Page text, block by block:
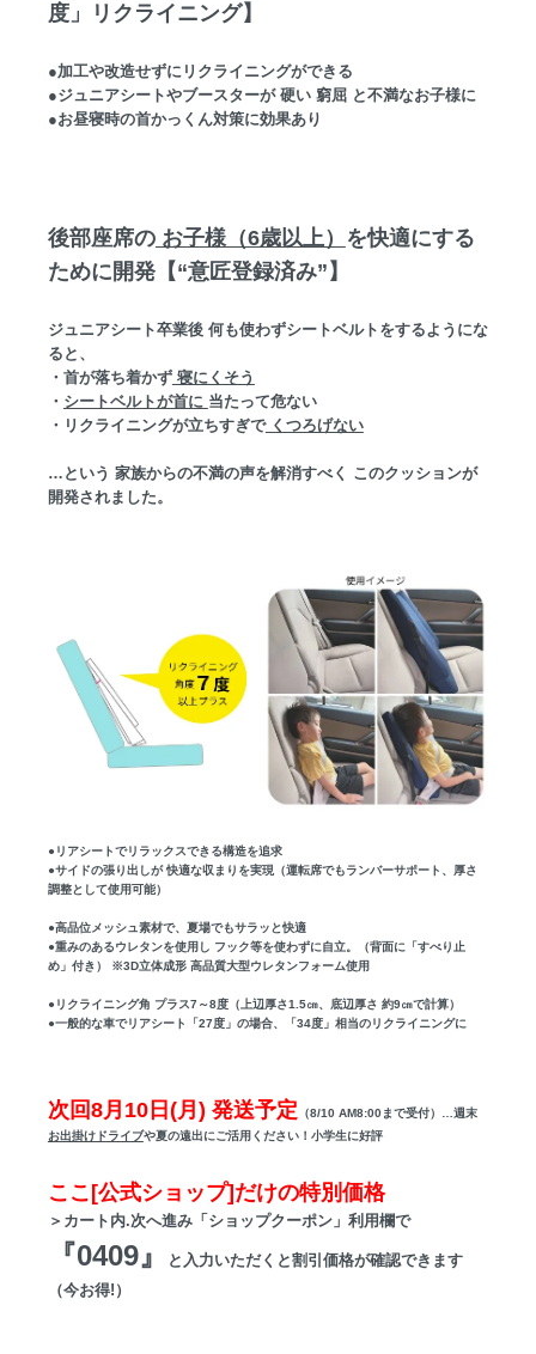
度」リクライニング】
●加工や改造せずにリクライニングができる
●ジュニアシートやブースターが 硬い 窮屈 と不満なお子様に
●お昼寝時の首かっくん対策に効果あり
後部座席のお子様（6歳以上）
を快適にする
ために開発【“意匠登録済み”】
ジュニアシート卒業後 何も使わずシートベルトをするようにな
ると、
・首が落ち着かず寝にくそう
・ シートベルトが首に 当たって危ない
・リクライニングが立ちすぎでくつろげない
…という 家族からの不満の声を解消すべく このクッションが
開発されました。
●リアシートでリラックスできる構造を追求
●サイドの張り出しが 快適な収まりを実現（運転席でもランバーサポート、厚さ
調整として使用可能）
●高品位メッシュ素材で、夏場でもサラッと快適
●重みのあるウレタンを使用し フック等を使わずに自立。（背面に「すべり止
め」付き） ※3D立体成形 高品質大型ウレタンフォーム使用
●リクライニング角 プラス7～8度（上辺厚さ1.5㎝、底辺厚さ 約9㎝で計算）
●一般的な車でリアシート「27度」の場合、「34度」相当のリクライニングに
次回8月10日(月) 発送予定 （8/10 AM8:00まで受付）…週末
お出掛けドライブや夏の遠出にご活用ください！小学生に好評
ここ[公式ショップ]だけの特別価格
＞カート内.次へ進み「ショップクーポン」利用欄で
『0409』
と入力いただくと割引価格が確認できます
（今お得!）